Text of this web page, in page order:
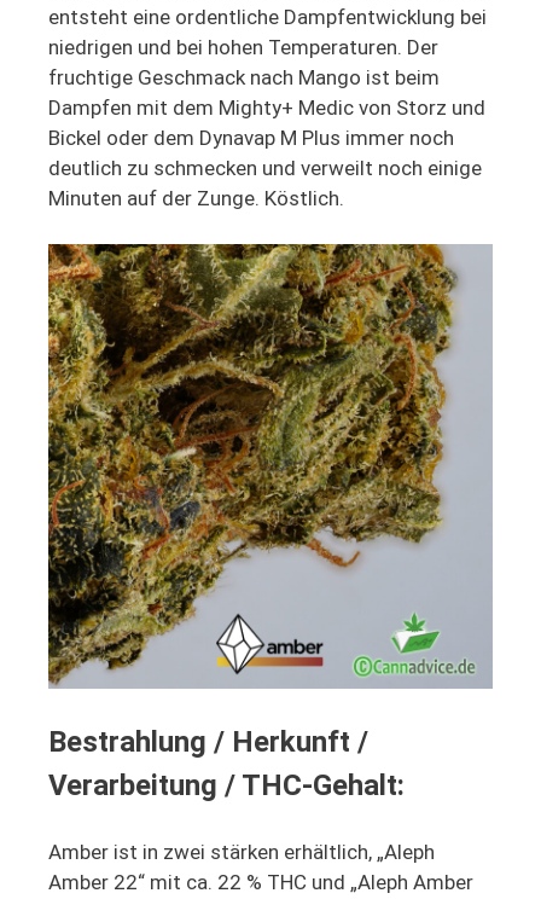
entsteht eine ordentliche Dampfentwicklung bei
niedrigen und bei hohen Temperaturen. Der
fruchtige Geschmack nach Mango ist beim
Dampfen mit dem Mighty+ Medic von Storz und
Bickel oder dem Dynavap M Plus immer noch
deutlich zu schmecken und verweilt noch einige
Minuten auf der Zunge. Köstlich.
Bestrahlung / Herkunft /
Verarbeitung / THC-Gehalt:
Amber ist in zwei stärken erhältlich, „Aleph
Amber 22“ mit ca. 22 % THC und „Aleph Amber